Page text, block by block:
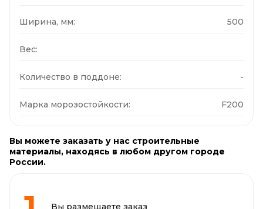
Ширина, мм: 500
Вес:
Количество в поддоне: -
Марка морозостойкости: F200
Вы можете заказать у нас строительные
материалы, находясь в любом другом городе
России.
Вы размещаете заказ